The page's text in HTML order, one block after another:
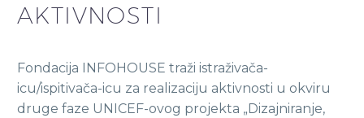
AKTIVNOSTI
Fondacija INFOHOUSE traži istraživača-
icu/ispitivača-icu za realizaciju aktivnosti u okviru
druge faze UNICEF-ovog projekta „Dizajniranje,